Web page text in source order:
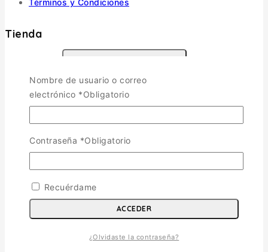
Términos y Condiciones
Tienda
Escala 1/72
Escala 1/48
Otras
Vehiculos Militares
Nombre de usuario o correo
electrónico *Obligatorio
Contraseña *Obligatorio
Recuérdame
ACCEDER
¿Olvidaste la contraseña?